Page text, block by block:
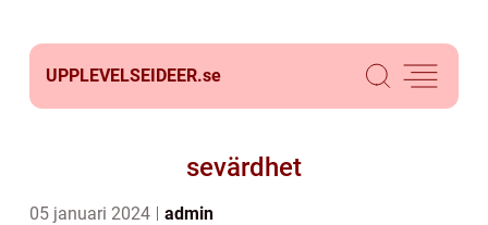
UPPLEVELSEIDEER.se
sevärdhet
05 januari 2024 admin